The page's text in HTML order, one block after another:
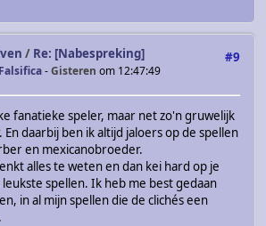
#9
/ Re: [Nabespreking]
Falsifica-Gisteren om 12:47:49
fanatieke speler, maar net zo'n gruwelijk
daarbij ben ik altijd jaloers op de spellen
en mexicanobroeder.
alles te weten en dan kei hard op je
leukste spellen. Ik heb me best gedaan
in al mijn spellen die de clichés een